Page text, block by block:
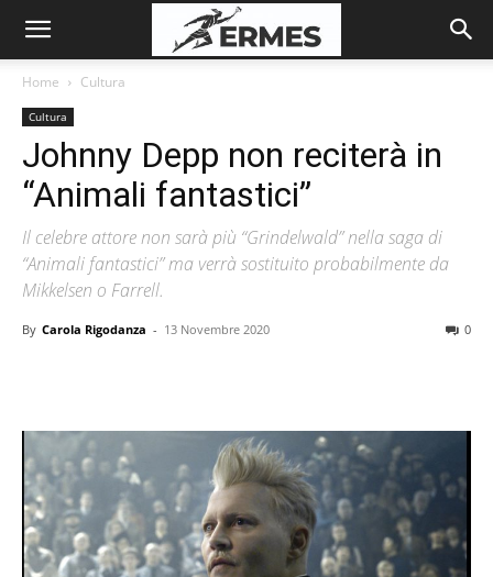
Home Cultura
Cultura
Johnny Depp non reciterà in
“Animali fantastici”
Il celebre attore non sarà più “Grindelwald” nella saga di
“Animali fantastici” ma verrà sostituito probabilmente da
Mikkelsen o Farrell.
By Carola Rigodanza - 13 Novembre 2020 0